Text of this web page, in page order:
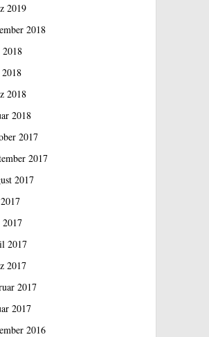
2019
2018
2018
2018
2018
2017
2017
2017
2017
2017
2017
2017
2017
2016